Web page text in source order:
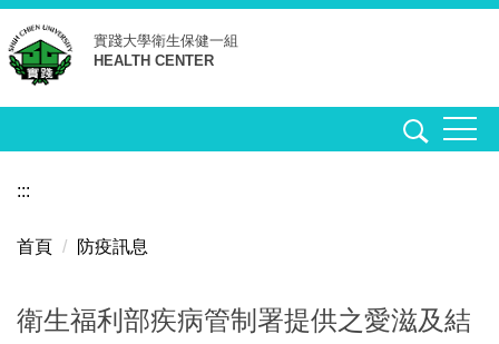
跳
到
主
要
區
實踐大學衛生保健一組
HEALTH CENTER
:::
首頁 防疫訊息
衛生福利部疾病管制署提供之愛滋及結